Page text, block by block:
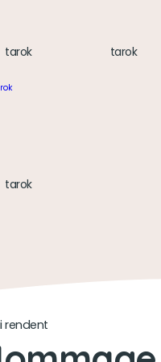
tarok tarok
tarok
rendent